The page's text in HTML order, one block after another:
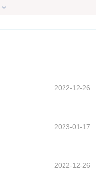
2022-12-26
2023-01-17
2022-12-26